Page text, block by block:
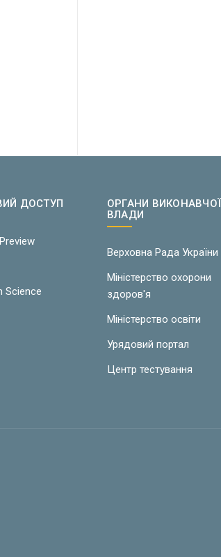
ДОСТУП
Science
ОРГАНИ ВИКОНАВЧОЇ
ВЛАДИ
Верховна Рада України
Міністерство охорони
здоров'я
Міністерство освіти
Урядовий портал
Центр тестування